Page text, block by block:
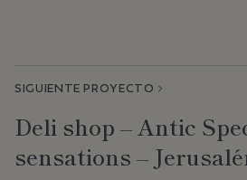
SIGUIENTE PROYECTO
Deli shop – Antic
sensations –